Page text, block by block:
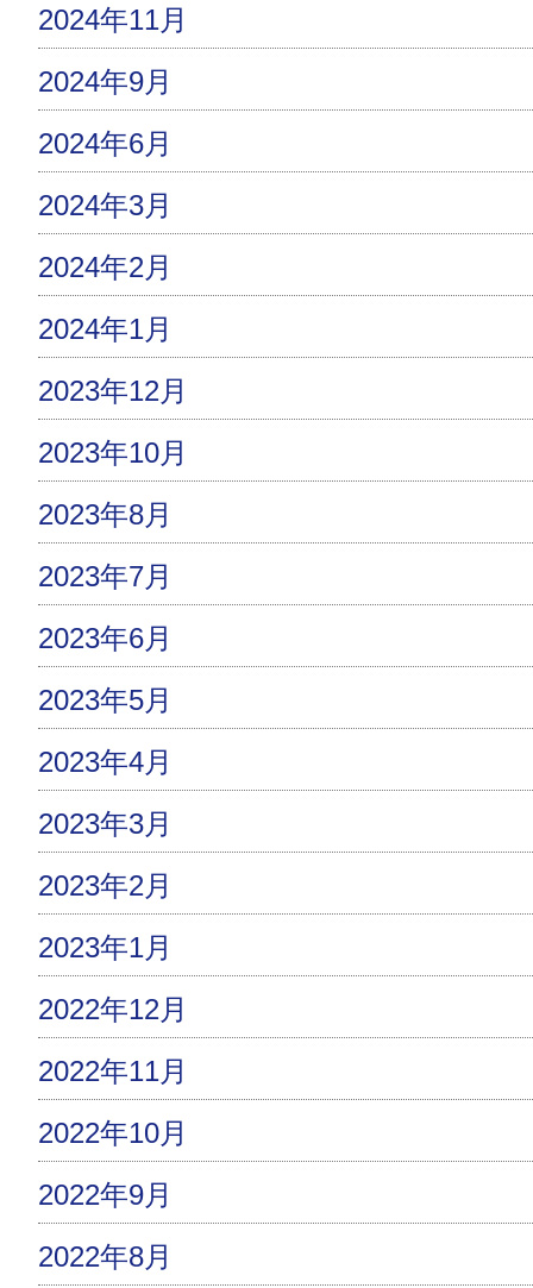
2024年11月
2024年9月
2024年6月
2024年3月
2024年2月
2024年1月
2023年12月
2023年10月
2023年8月
2023年7月
2023年6月
2023年5月
2023年4月
2023年3月
2023年2月
2023年1月
2022年12月
2022年11月
2022年10月
2022年9月
2022年8月